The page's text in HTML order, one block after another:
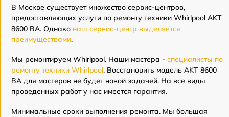
В Москве существует множество сервис-центров,
предоставляющих услуги по ремонту техники Whirlpool AKT
8600 BA. Однако наш сервис-центр выделяется
преимуществами.
Мы ремонтируем Whirlpool. Наши мастера - специалисты по
ремонту техники Whirlpool. Восстановить модель AKT 8600
BA для мастеров не будет новой задачей. На все виды
проведенных работ у нас имеется гарантия.
Минимальные сроки выполнения ремонта. Мы большая